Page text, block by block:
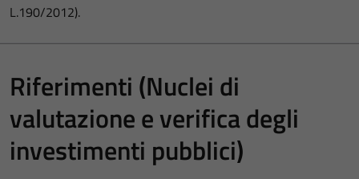
L.190/2012).
Riferimenti (Nuclei di
valutazione e verifica degli
investimenti pubblici)